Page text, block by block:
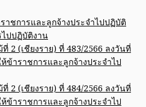
าชการและลูกจ้างประจำไปปฏิบัติ
ปปฏิบัติงาน
2 (เชียงราย) ที่ 483/2566 ลงวันที่
ข้าราชการและลูกจ้างประจำไป
2 (เชียงราย) ที่ 484/2566 ลงวันที่
ข้าราชการและลูกจ้างประจำไป